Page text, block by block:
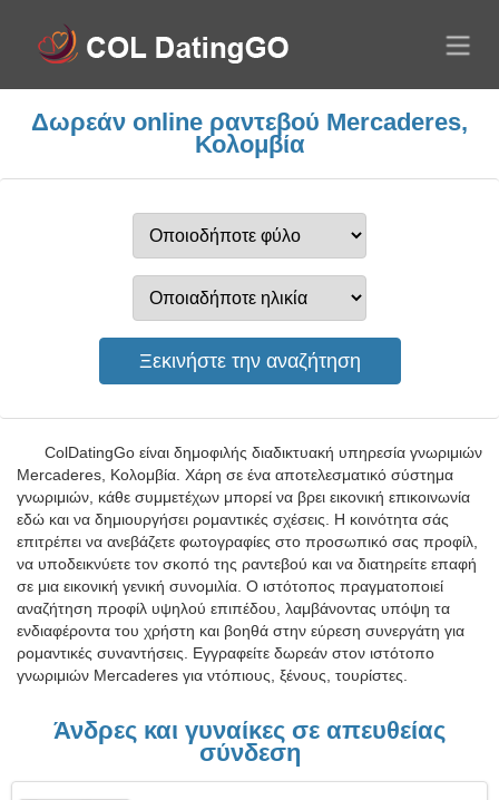
Δωρεάν online ραντεβού Mercaderes,
Κολομβία
ColDatingGo είναι δημοφιλής διαδικτυακή υπηρεσία γνωριμιών
Mercaderes, Κολομβία. Χάρη σε ένα αποτελεσματικό σύστημα
γνωριμιών, κάθε συμμετέχων μπορεί να βρει εικονική επικοινωνία
εδώ και να δημιουργήσει ρομαντικές σχέσεις. Η κοινότητα σάς
επιτρέπει να ανεβάζετε φωτογραφίες στο προσωπικό σας προφίλ,
να υποδεικνύετε τον σκοπό της ραντεβού και να διατηρείτε επαφή
σε μια εικονική γενική συνομιλία. Ο ιστότοπος πραγματοποιεί
αναζήτηση προφίλ υψηλού επιπέδου, λαμβάνοντας υπόψη τα
ενδιαφέροντα του χρήστη και βοηθά στην εύρεση συνεργάτη για
ρομαντικές συναντήσεις. Εγγραφείτε δωρεάν στον ιστότοπο
γνωριμιών Mercaderes για ντόπιους, ξένους, τουρίστες.
Άνδρες και γυναίκες σε απευθείας
σύνδεση